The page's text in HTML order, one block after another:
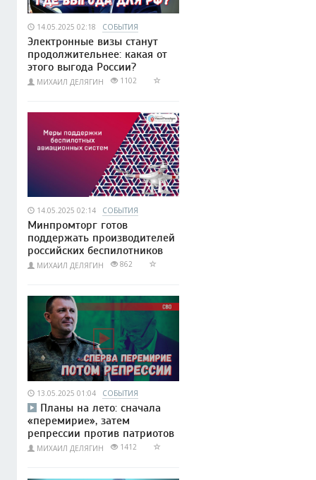
14.05.2025 02:18 СОБЫТИЯ
Электронные визы станут
продолжительнее: какая от
этого выгода России?
МИХАИЛ ДЕЛЯГИН 1102
14.05.2025 02:14 СОБЫТИЯ
Минпромторг готов
поддержать производителей
российских беспилотников
МИХАИЛ ДЕЛЯГИН 862
13.05.2025 01:04 СОБЫТИЯ
Планы на лето: сначала
«перемирие», затем
репрессии против патриотов
МИХАИЛ ДЕЛЯГИН 1412